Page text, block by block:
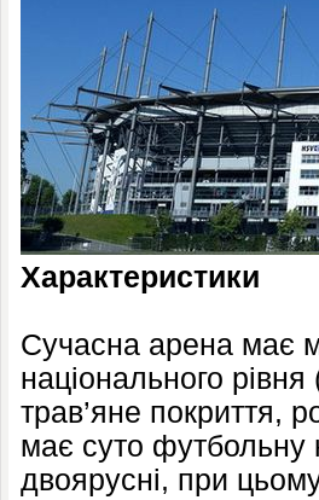
Характеристики
Сучасна арена має
національного
трав’яне покриття,
має суто футбольну
двоярусні, при